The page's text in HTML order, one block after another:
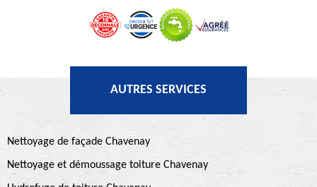
AUTRES SERVICES
Nettoyage de façade Chavenay
Nettoyage et démoussage toiture Chavenay